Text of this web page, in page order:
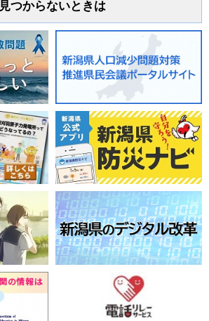
見つからないときは